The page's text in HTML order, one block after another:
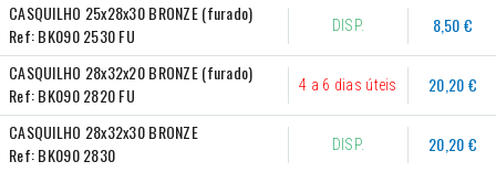
CASQUILHO 25x28x30 BRONZE (furado)
Ref:BK090 2530 FU DISP. 8,50 €
CASQUILHO 28x32x20 BRONZE (furado)
Ref:BK090 2820 FU 4 a 6 dias úteis 20,20 €
CASQUILHO 28x32x30 BRONZE
Ref:BK090 2830 DISP. 20,20 €